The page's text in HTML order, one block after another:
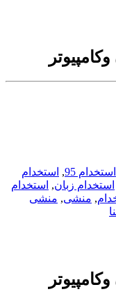
استخدام 95 , استخدام
استخدام زبان, استخدام
, منشی, منشی